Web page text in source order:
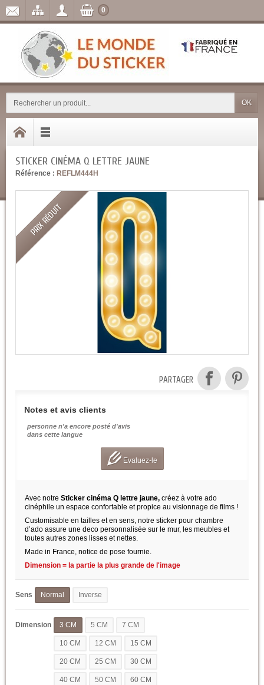
OK
0
STICKER CINÉMA Q LETTRE JAUNE
Référence : REFLM444H
PRIX RÉDUIT
PARTAGER
Notes et avis clients
personne n'a encore posté d'avis
dans cette langue
Evaluez-le
Avec notre Sticker cinéma Q lettre jaune, créez à votre ado
cinéphile un espace confortable et propice au visionnage de films !
Customisable en tailles et en sens, notre sticker pour chambre
d’ado assure une deco personnalisée sur le mur, les meubles et
toutes autres zones lisses et nettes.
Made in France, notice de pose fournie.
Dimension = la partie la plus grande de l'image
Sens Normal Inverse
Dimension 3 CM 5 CM 7 CM
10 CM 12 CM 15 CM
20 CM 25 CM 30 CM
40 CM 50 CM 60 CM